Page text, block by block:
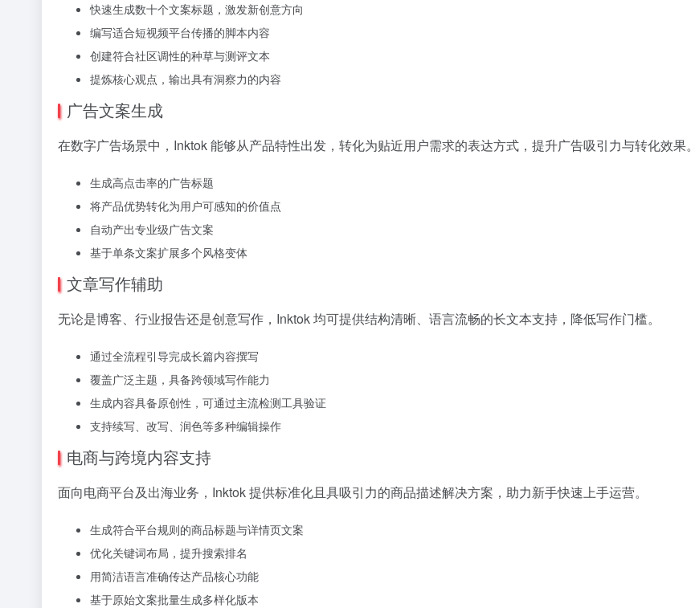
快速生成数十个文案标题，激发新创意方向
编写适合短视频平台传播的脚本内容
创建符合社区调性的种草与测评文本
提炼核心观点，输出具有洞察力的内容
广告文案生成
在数字广告场景中，Inktok 能够从产品特性出发，转化为贴近用户需求的表达方式，提升广告吸引力与转化效果。
生成高点击率的广告标题
将产品优势转化为用户可感知的价值点
自动产出专业级广告文案
基于单条文案扩展多个风格变体
文章写作辅助
无论是博客、行业报告还是创意写作，Inktok 均可提供结构清晰、语言流畅的长文本支持，降低写作门槛。
通过全流程引导完成长篇内容撰写
覆盖广泛主题，具备跨领域写作能力
生成内容具备原创性，可通过主流检测工具验证
支持续写、改写、润色等多种编辑操作
电商与跨境内容支持
面向电商平台及出海业务，Inktok 提供标准化且具吸引力的商品描述解决方案，助力新手快速上手运营。
生成符合平台规则的商品标题与详情页文案
优化关键词布局，提升搜索排名
用简洁语言准确传达产品核心功能
基于原始文案批量生成多样化版本